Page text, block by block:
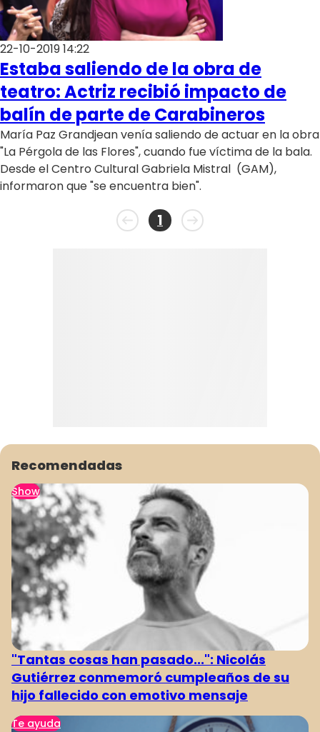
22-10-2019 14:22
Estaba saliendo de la obra de
teatro: Actriz recibió impacto de
balín de parte de Carabineros
María Paz Grandjean venía saliendo de actuar en la obra
"La Pérgola de las Flores", cuando fue víctima de la bala.
Desde el Centro Cultural Gabriela Mistral (GAM),
informaron que "se encuentra bien".
1
Recomendadas
Show
"Tantas cosas han pasado...": Nicolás
Gutiérrez conmemoró cumpleaños de su
hijo fallecido con emotivo mensaje
Te ayuda